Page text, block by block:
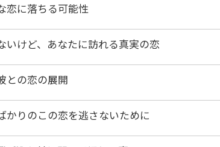
恋に落ちる可能性
いけど、あなたに訪れる真実の恋
との恋の展開
かりのこの恋を逃さないために